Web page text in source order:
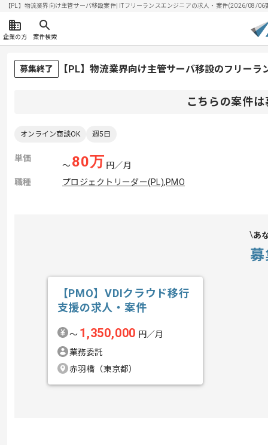
【PL】物流業界向け主管サーバ移設案件| ITフリーランスエンジニアの求人・案件(2026/08/06
企業の方 案件検索
募集終了 【PL】物流業界向け主管サーバ移設のフリーラ
こちらの案件
オンライン商談OK 週5日
単価
〜80万 円／月
職種
プロジェクトリーダー(PL),PMO
あ
【PMO】VDIクラウド移行
支援の求人・案件
〜 1,350,000 円／月
業務委託
赤羽橋（東京都）